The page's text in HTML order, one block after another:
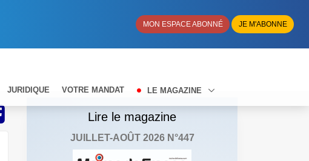
MON ESPACE ABONNÉ JE M'ABONNE
JURIDIQUE VOTRE MANDAT LE MAGAZINE
Lire le magazine
JUILLET-AOÛT 2026 N°447